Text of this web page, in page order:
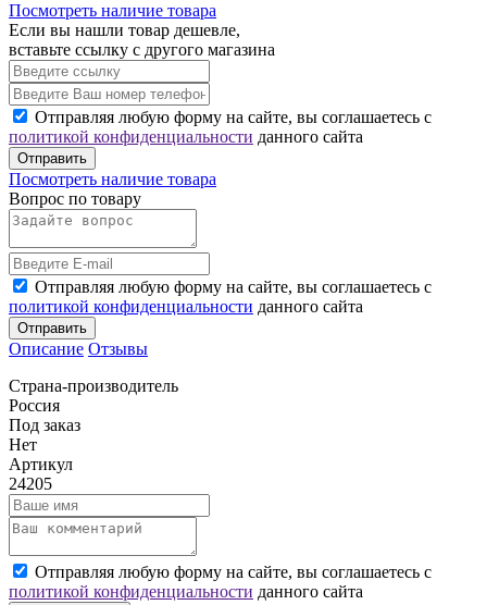
Посмотреть наличие товара
Если вы нашли товар дешевле,
вставьте ссылку с другого магазина
Отправляя любую форму на сайте, вы соглашаетесь с
политикой конфиденциальности данного сайта
Отправить
Посмотреть наличие товара
Вопрос по товару
Отправляя любую форму на сайте, вы соглашаетесь с
политикой конфиденциальности данного сайта
Отправить
Описание Отзывы
Страна-производитель
Россия
Под заказ
Нет
Артикул
24205
Отправляя любую форму на сайте, вы соглашаетесь с
политикой конфиденциальности данного сайта